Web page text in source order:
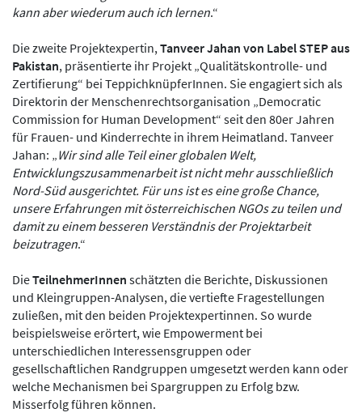
kann aber wiederum auch ich lernen.“
Die zweite Projektexpertin, Tanveer Jahan von Label STEP aus
Pakistan, präsentierte ihr Projekt „Qualitätskontrolle- und
Zertifierung“ bei TeppichknüpferInnen. Sie engagiert sich als
Direktorin der Menschenrechtsorganisation „Democratic
Commission for Human Development“ seit den 80er Jahren
für Frauen- und Kinderrechte in ihrem Heimatland. Tanveer
Jahan: „Wir sind alle Teil einer globalen Welt,
Entwicklungszusammenarbeit ist nicht mehr ausschließlich
Nord-Süd ausgerichtet. Für uns ist es eine große Chance,
unsere Erfahrungen mit österreichischen NGOs zu teilen und
damit zu einem besseren Verständnis der Projektarbeit
beizutragen.“
DieTeilnehmerInnen schätzten die Berichte, Diskussionen
und Kleingruppen-Analysen, die vertiefte Fragestellungen
zuließen, mit den beiden Projektexpertinnen. So wurde
beispielsweise erörtert, wie Empowerment bei
unterschiedlichen Interessensgruppen oder
gesellschaftlichen Randgruppen umgesetzt werden kann oder
welche Mechanismen bei Spargruppen zu Erfolg bzw.
Misserfolg führen können.